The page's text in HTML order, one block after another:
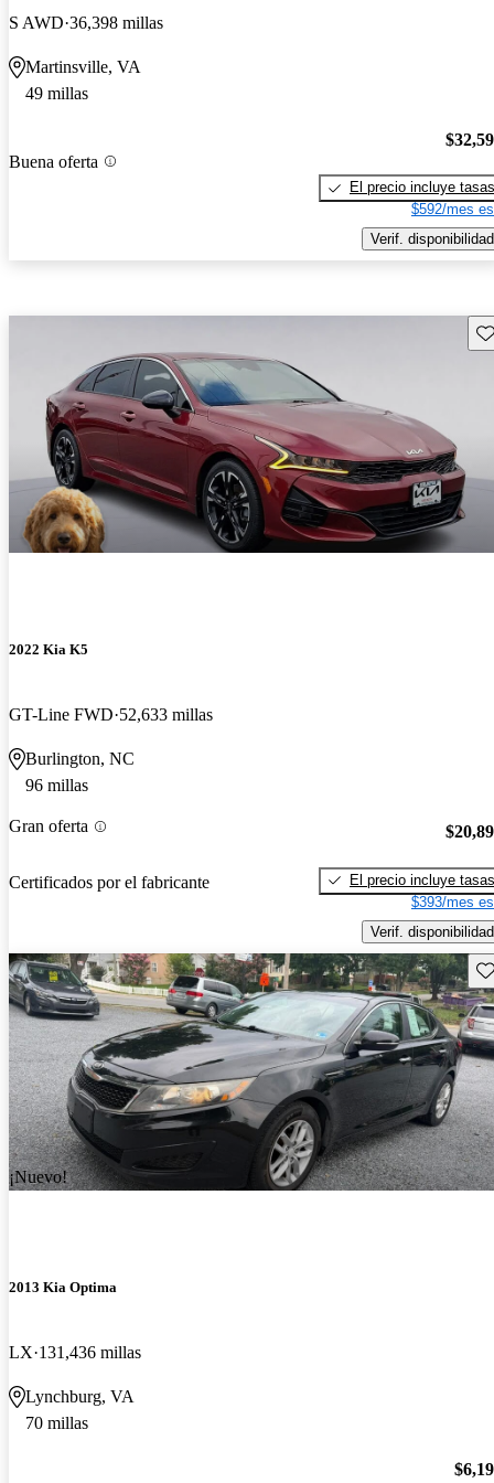
S AWD 36,398 millas
Martinsville, VA
49 millas
Buena oferta
El precio incluye tasas
$592/mes
Verif. disponibilidad
2022 Kia K5
GT-Line FWD 52,633 millas
Burlington, NC
96 millas
Gran oferta
Certificados por el fabricante
El precio incluye tasas
$393/mes
Verif. disponibilidad
¡Nuevo!
2013 Kia Optima
LX 131,436 millas
Lynchburg, VA
70 millas